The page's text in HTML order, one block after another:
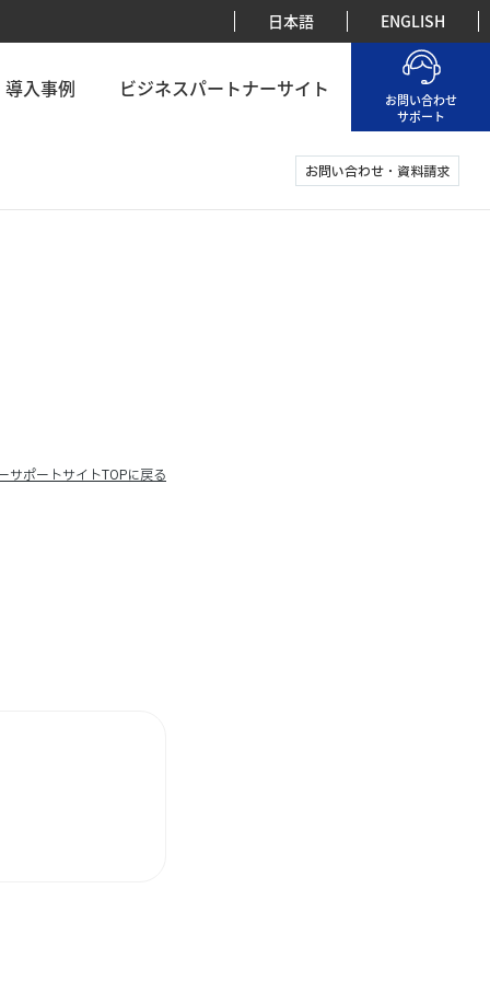
日本語 ENGLISH
導入事例 ビジネスパートナーサイト
お問い合わせ
サポート
お問い合わせ・資料請求
サポートサイトTOPに戻る